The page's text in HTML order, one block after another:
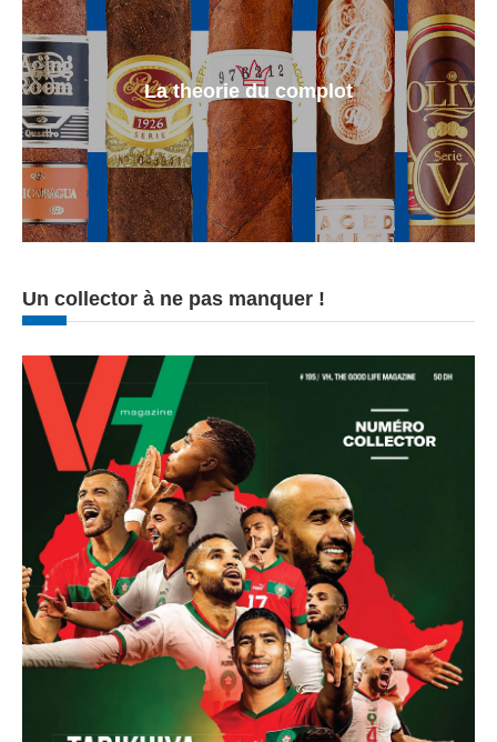
La theorie du complot
Un collector à ne pas manquer !